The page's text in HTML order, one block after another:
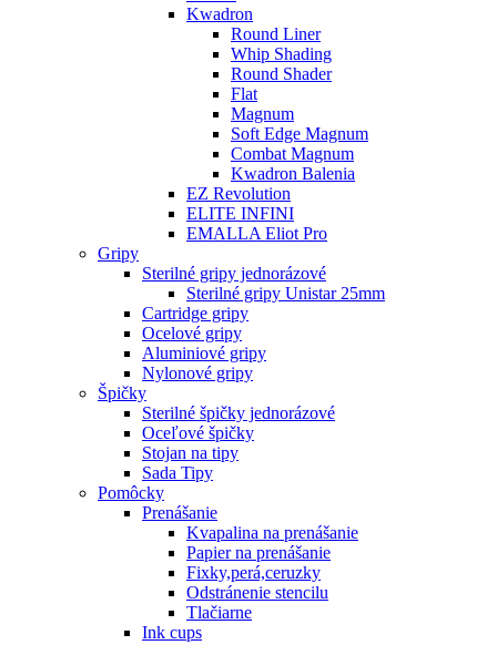
Kwadron
Round Liner
Whip Shading
Round Shader
Flat
Magnum
Soft Edge Magnum
Combat Magnum
Kwadron Balenia
EZ Revolution
ELITE INFINI
EMALLA Eliot Pro
Gripy
Sterilné gripy jednorázové
Sterilné gripy Unistar 25mm
Cartridge gripy
Ocelové gripy
Aluminiové gripy
Nylonové gripy
Špičky
Sterilné špičky jednorázové
Oceľové špičky
Stojan na tipy
Sada Tipy
Pomôcky
Prenášanie
Kvapalina na prenášanie
Papier na prenášanie
Fixky,perá,ceruzky
Odstránenie stencilu
Tlačiarne
Ink cups